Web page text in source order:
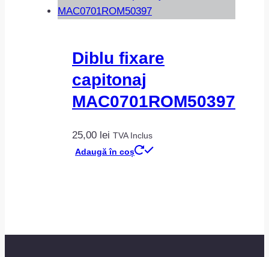
Diblu fixare
capitonaj
MAC0701ROM50397
25,00 lei TVA Inclus
Adaugă în coș